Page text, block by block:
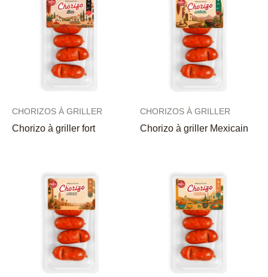
CHORIZOS À GRILLER
Chorizo à griller fort
CHORIZOS À GRILLER
Chorizo à griller Mexicain